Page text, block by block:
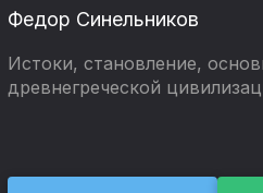
Федор Синельников
Истоки, становление,
древнегреческой